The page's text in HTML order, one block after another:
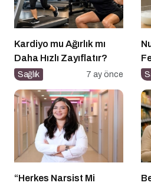
Kardiyo mu Ağırlık mı
Daha Hızlı Zayıflatır?
Sağlık 7 ay önce
“Herkes Narsist Mi